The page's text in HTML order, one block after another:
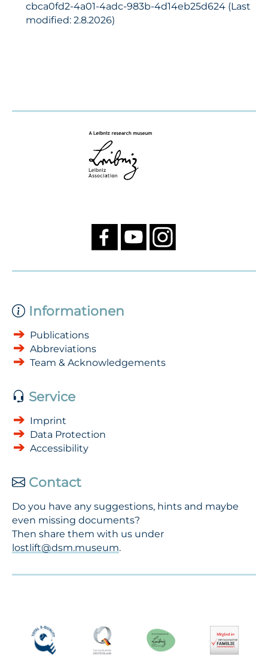
cbca0fd2-4a01-4adc-983b-4d14eb25d624 (Last
modified: 2.8.2026)
Informationen
Publications
Abbreviations
Team & Acknowledgements
Service
Imprint
Data Protection
Accessibility
Contact
Do you have any suggestions, hints and maybe
even missing documents?
Then share them with us under
lostlift@dsm.museum.